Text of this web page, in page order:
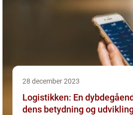
28 december 2023
Logistikken: En
dens betydning og